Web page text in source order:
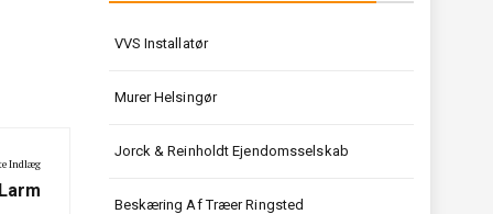
Indlæg
VVS Installatør
Murer Helsingør
Jorck & Reinholdt Ejendomsselskab
Beskæring Af Træer Ringsted